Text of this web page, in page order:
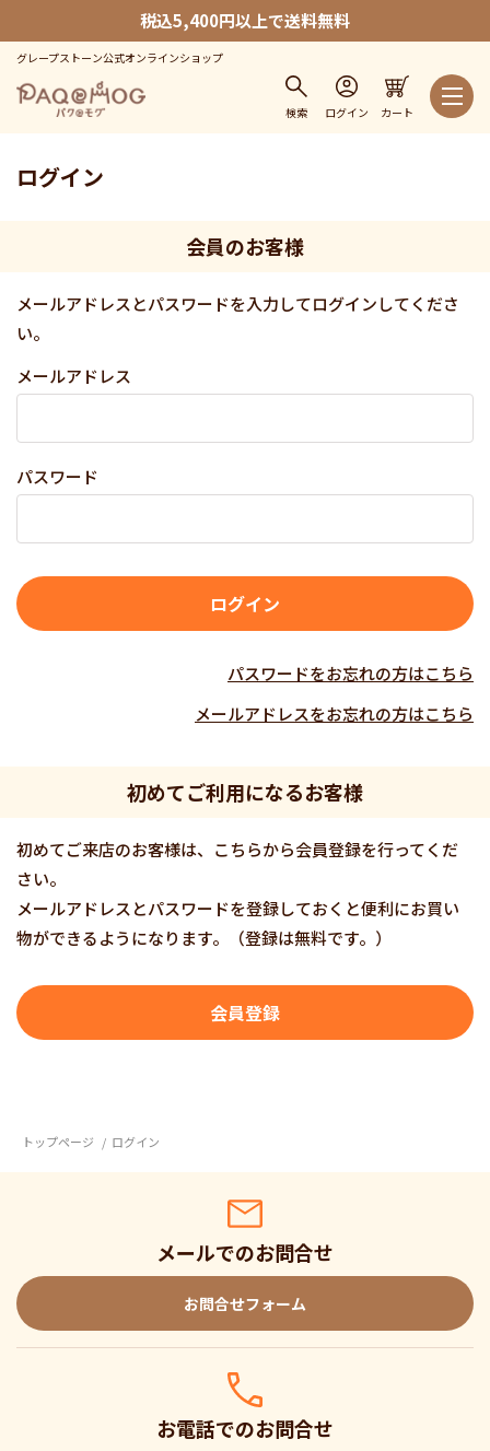
税込5,400円以上で送料無料
グレープストーン公式オンラインショップ
検索 ログイン カート
ログイン
会員のお客様
メールアドレスとパスワードを入力してログインしてくださ
い。
メールアドレス
パスワード
パスワードをお忘れの方はこちら
メールアドレスをお忘れの方はこちら
初めてご利用になるお客様
初めてご来店のお客様は、こちらから会員登録を行ってくだ
さい。
メールアドレスとパスワードを登録しておくと便利にお買い
物ができるようになります。（登録は無料です。）
トップページ ログイン
メールでのお問合せ
お問合せフォーム
お電話でのお問合せ